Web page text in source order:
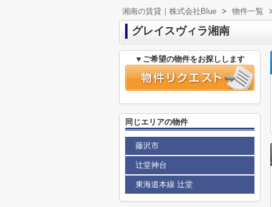
湘南の賃貸｜株式会社Blue > 物件一覧
グレイスヴィラ湘南
▼ご希望の物件をお探しします
同じエリアの物件
藤沢市
辻堂神台
東海道本線 辻堂